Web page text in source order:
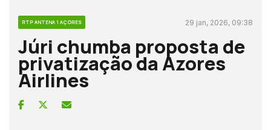
RTP ANTENA 1 AÇORES 29 jan, 2026, 09:38
Júri chumba proposta de
privatização da Azores
Airlines